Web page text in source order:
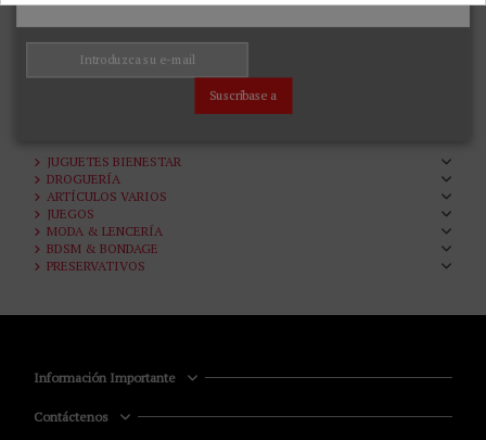
ML
HOT
26,39 €29,99 €
Añadir a la cesta
JUGUETES BIENESTAR
DROGUERÍA
ARTÍCULOS VARIOS
JUEGOS
MODA & LENCERÍA
BDSM & BONDAGE
PRESERVATIVOS
Información Importante
Contáctenos
Suscríbase a